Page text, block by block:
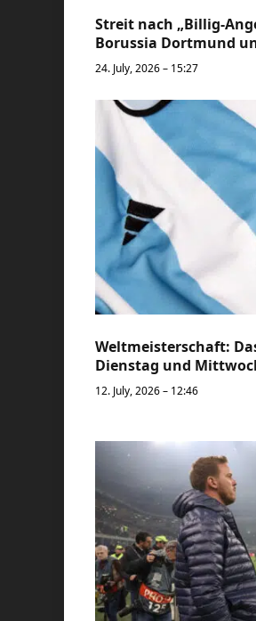
Streit nach „Billig-
Borussia Dortmund
24. July, 2026 – 15:27
Weltmeisterschaft:
Dienstag und
12. July, 2026 – 12:46